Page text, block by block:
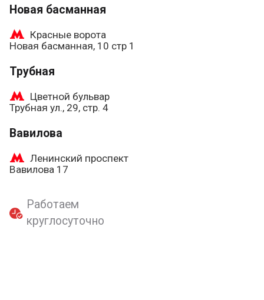
Новая басманная
Красные ворота
Новая басманная, 10 стр 1
Трубная
Цветной бульвар
Трубная ул., 29, стр. 4
Вавилова
Ленинский проспект
Вавилова 17
Работаем
круглосуточно